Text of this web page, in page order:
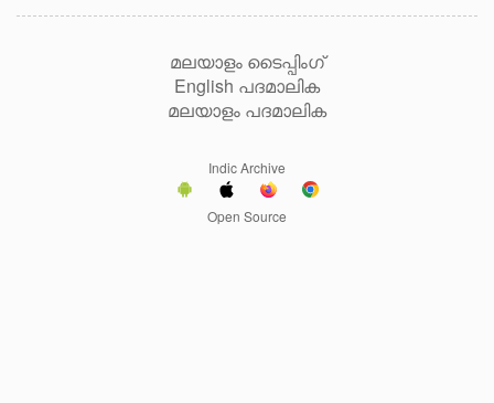
മലയാളം ടൈപ്പിംഗ്
English പദമാലിക
മലയാളം പദമാലിക
Indic Archive
Open Source